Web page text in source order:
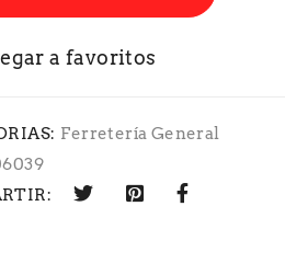
Ferretería General